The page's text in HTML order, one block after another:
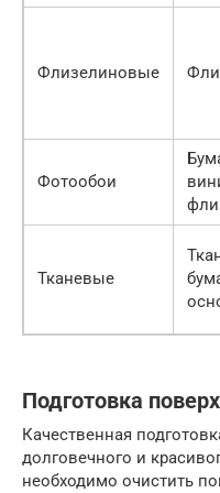
Флизелиновые
Фотообои
Тканевые
Подготовка
Качественная
долговечного и
необходимо очистить